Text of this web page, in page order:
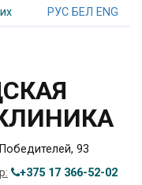
РУС БЕЛ ENG
93
+375 17 366-52-02